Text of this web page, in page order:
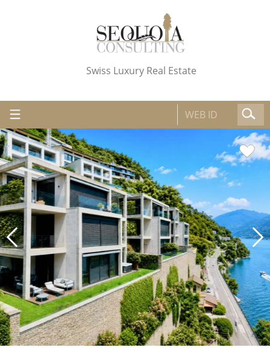
Swiss Luxury Real Estate